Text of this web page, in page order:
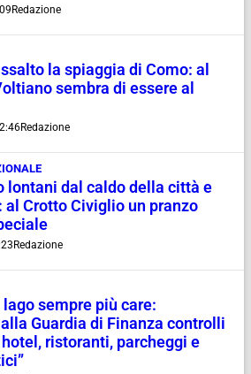
Redazione
la spiaggia di Como: al
sembra di essere al
Redazione
lontani dal caldo della città e
Crotto Civiglio un pranzo
Redazione
sempre più care:
Guardia di Finanza controlli
ristoranti, parcheggi e